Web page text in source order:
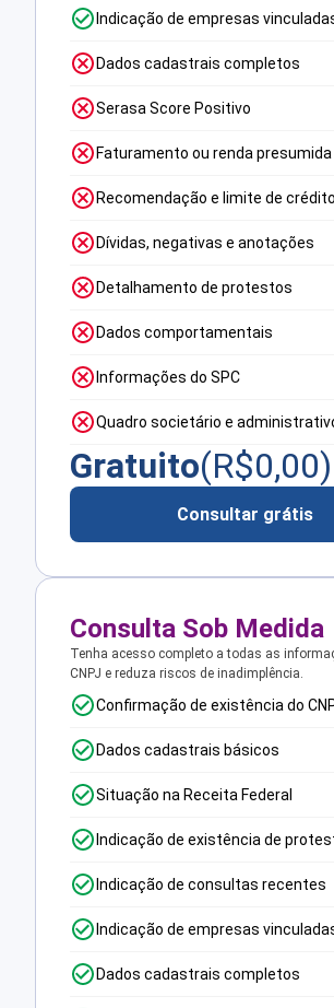
Indicação de empresas
Dados cadastrais completos
Serasa Score Positivo
Faturamento ou renda presumida
Recomendação e limite de crédito
Dívidas, negativas e anotações
Detalhamento de protestos
Dados comportamentais
Informações do SPC
Quadro societário e
Gratuito(R$0,00)
Consultar grátis
Consulta Sob Medida
Tenha acesso completo a todas as
CNPJ e reduza riscos de inadimplência.
Confirmação de existência do
Dados cadastrais básicos
Situação na Receita Federal
Indicação de existência de
Indicação de consultas recentes
Indicação de empresas
Dados cadastrais completos